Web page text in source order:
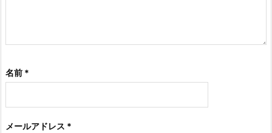
名前 *
メールアドレス *